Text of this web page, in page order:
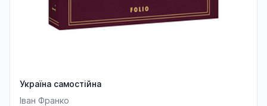
Україна самостійна
Іван Франко